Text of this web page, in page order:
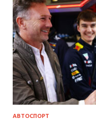
АВТОСПОРТ